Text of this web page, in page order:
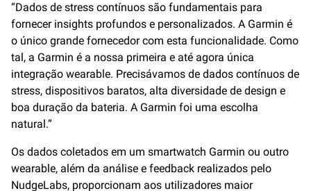
“Dados de stress contínuos são fundamentais para
fornecer insights profundos e personalizados. A Garmin é
o único grande fornecedor com esta funcionalidade. Como
tal, a Garmin é a nossa primeira e até agora única
integração wearable. Precisávamos de dados contínuos de
stress, dispositivos baratos, alta diversidade de design e
boa duração da bateria. A Garmin foi uma escolha
natural.”
Os dados coletados em um smartwatch Garmin ou outro
wearable, além da análise e feedback realizados pelo
NudgeLabs, proporcionam aos utilizadores maior